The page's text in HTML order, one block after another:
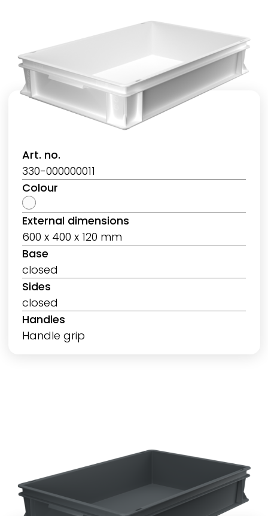
Art. no.
330-000000011
Colour
External dimensions
600 x 400 x 120 mm
Base
closed
Sides
closed
Handles
Handle grip